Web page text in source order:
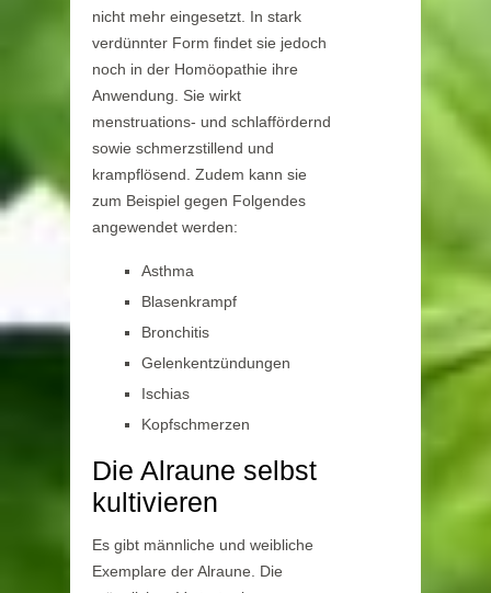
nicht mehr eingesetzt. In stark
verdünnter Form findet sie jedoch
noch in der Homöopathie ihre
Anwendung. Sie wirkt
menstruations- und schlaffördernd
sowie schmerzstillend und
krampflösend. Zudem kann sie
zum Beispiel gegen Folgendes
angewendet werden:
Asthma
Blasenkrampf
Bronchitis
Gelenkentzündungen
Ischias
Kopfschmerzen
Die Alraune selbst
kultivieren
Es gibt männliche und weibliche
Exemplare der Alraune. Die